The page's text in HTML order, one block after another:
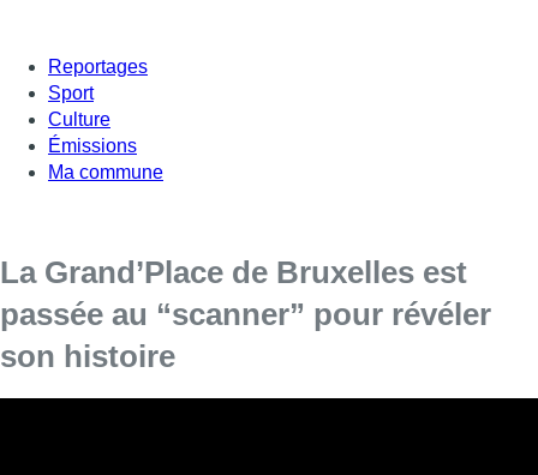
Reportages
Sport
Culture
Émissions
Ma commune
La Grand’Place de Bruxelles est
passée au “scanner” pour révéler
son histoire